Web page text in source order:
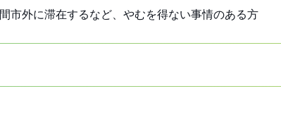
市外に滞在するなど、やむを得ない事情のある方